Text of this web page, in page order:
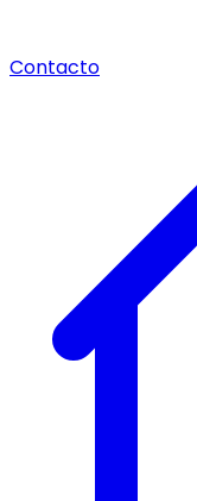
Contacto